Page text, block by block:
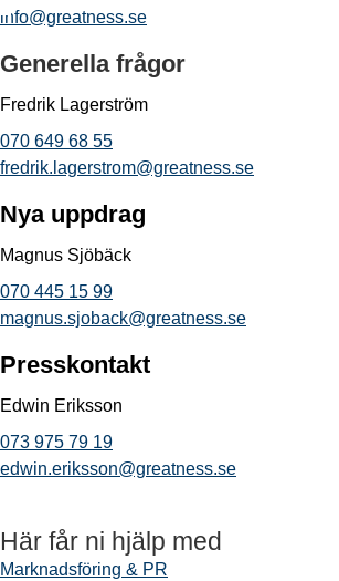
info@greatness.se
Generella frågor
Fredrik Lagerström
070 649 68 55
fredrik.lagerstrom@greatness.se
Nya uppdrag
Magnus Sjöbäck
070 445 15 99
magnus.sjoback@greatness.se
Presskontakt
Edwin Eriksson
073 975 79 19
edwin.eriksson@greatness.se
Här får ni hjälp med
Marknadsföring & PR